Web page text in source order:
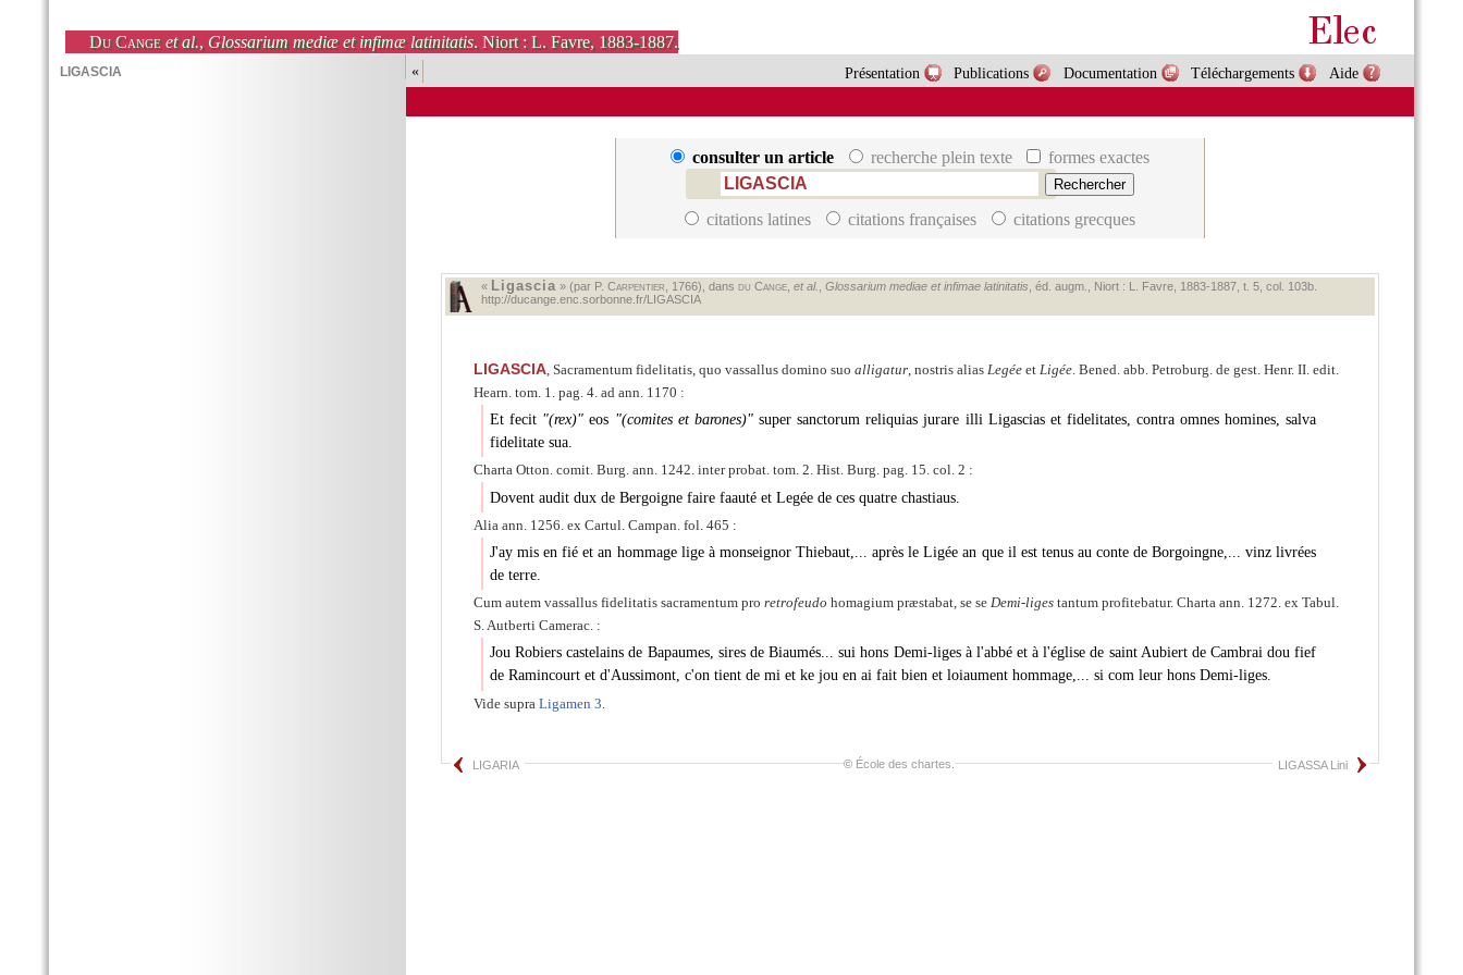
Du Cange et al., Glossarium mediæ et infimæ latinitatis. Niort : L. Favre, 1883-1887.
« Aide
Téléchargements
Documentation
Publications
Présentation
consulter un article recherche plein texte formes exactes
citations latines citations françaises citations grecques
« Ligascia » (par P. Carpentier , 1766), dans du Cange, et al. Glossarium mediae et infimae latinitatis , éd. augm., Niort : L. Favre, 1883‑1887, t. 5, col. 103b.
http://ducange.enc.sorbonne.fr/LIGASCIA
LIGASCIA, Sacramentum fidelitatis, quo vassallus domino suo alligatur, nostris alias Legéeet Ligée. Bened. abb. Petroburg. de gest. Henr. II. edit.
Hearn. tom. 1. pag. 4. ad ann. 1170 :
Et fecit
(rex) eos (comites et barones) super sanctorum reliquias jurare illi Ligascias et fidelitates, contra omnes homines, salva
fidelitate sua.
Charta Otton. comit. Burg. ann. 1242. inter probat. tom. 2. Hist. Burg. pag. 15. col. 2 :
Dovent audit dux de Bergoigne faire faauté et Legée de ces quatre chastiaus.
Alia ann. 1256. ex Cartul. Campan. fol. 465 :
J'ay mis en fié et an hommage lige à monseignor Thiebaut,... après le Ligée an que il est tenus au conte de Borgoingne,... vinz livrées
de terre.
Cum autem vassallus fidelitatis sacramentum pro retrofeudo homagium præstabat, se se Demi-ligestantum profitebatur. Charta ann. 1272. ex Tabul.
S. Autberti Camerac. :
Jou Robiers castelains de Bapaumes, sires de Biaumés... sui hons Demi-liges à l'abbé et à l'église de saint Aubiert de Cambrai dou fief
de Ramincourt et d'Aussimont, c'on tient de mi et ke jou en ai fait bien et loiaument hommage,... si com leur hons Demi-liges.
Vide supra Ligamen 3
LIGARIA LIGASSA Lini
© École des chartes